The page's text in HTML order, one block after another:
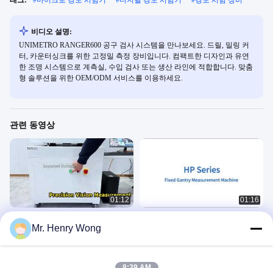
비디오 설명:
UNIMETRO RANGER600 공구 검사 시스템을 만나보세요. 드릴, 밀링 커
터, 카운터싱크를 위한 고정밀 측정 장비입니다. 컴팩트한 디자인과 유연
한 조명 시스템으로 계측실, 수입 검사 또는 생산 라인에 적합합니다. 맞춤
형 솔루션을 위한 OEM/ODM 서비스를 이용하세요.
관련 동영상
01:12
UNIMETRO SV 자동 비전 측정기: 차
세대 안정성 및 정밀도
Vision Measuring Machine
01:16
Mr. Henry Wong